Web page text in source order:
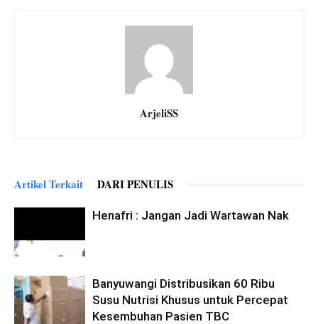
ArjeliSS
Artikel Terkait DARI PENULIS
Henafri : Jangan Jadi Wartawan Nak
Banyuwangi Distribusikan 60 Ribu
Susu Nutrisi Khusus untuk Percepat
Kesembuhan Pasien TBC